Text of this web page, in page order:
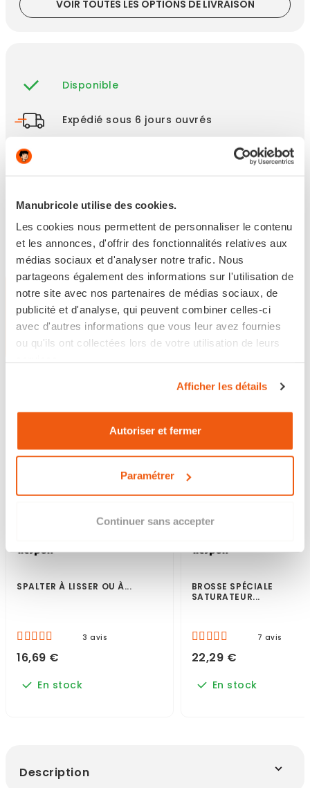
Manubricole utilise des cookies.
Les cookies nous permettent de personnaliser le contenu
et les annonces, d'offrir des fonctionnalités relatives aux
médias sociaux et d'analyser notre trafic. Nous
partageons également des informations sur l'utilisation de
notre site avec nos partenaires de médias sociaux, de
publicité et d'analyse, qui peuvent combiner celles-ci
avec d'autres informations que vous leur avez fournies
ou qu'ils ont collectées lors de votre utilisation de leurs
Afficher les détails
Autoriser et fermer
Paramétrer
Continuer sans accepter
VOIR TOUTES LES OPTIONS DE LIVRAISON
Disponible
Expédié sous 6 jours ouvrés
Les points clés
Produits
ASSOCIÉS
SPALTER À LISSER OU À...
3 avis
16,69 €
En stock
BROSSE SPÉCIALE
SATURATEUR...
7 avis
22,29 €
En stock
Description